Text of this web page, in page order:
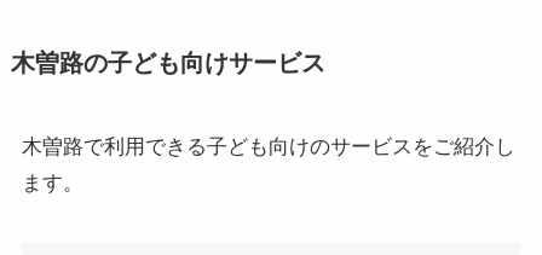
木曽路の子ども向けサービス
木曽路で利用できる子ども向けのサービスをご紹介し
ます。